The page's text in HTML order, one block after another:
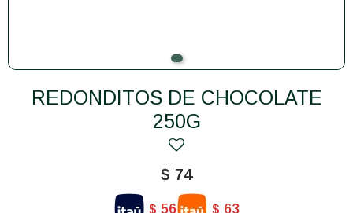
REDONDITOS DE CHOCOLATE
250G
$ 74
$ 56 $ 63